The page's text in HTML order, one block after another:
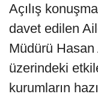
Açılış
davet edilen
Müdürü
üzerindeki
kurumların